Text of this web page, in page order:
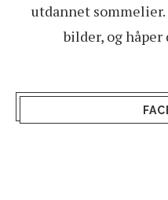
utdannet sommelier.
bilder, og